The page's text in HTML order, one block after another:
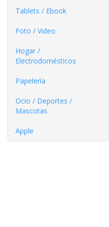
Tablets / Ebook
Foto / Video
Hogar /
Electrodomésticos
Papelería
Ocio / Deportes /
Mascotas
Apple